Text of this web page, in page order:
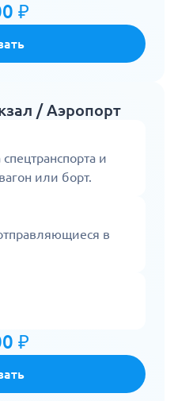
₽
/ Аэропорт
и
или борт.
в
₽